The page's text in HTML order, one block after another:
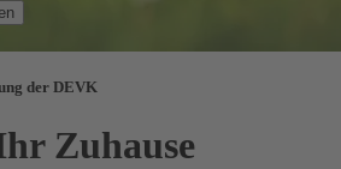
der DEVK
Zuhause